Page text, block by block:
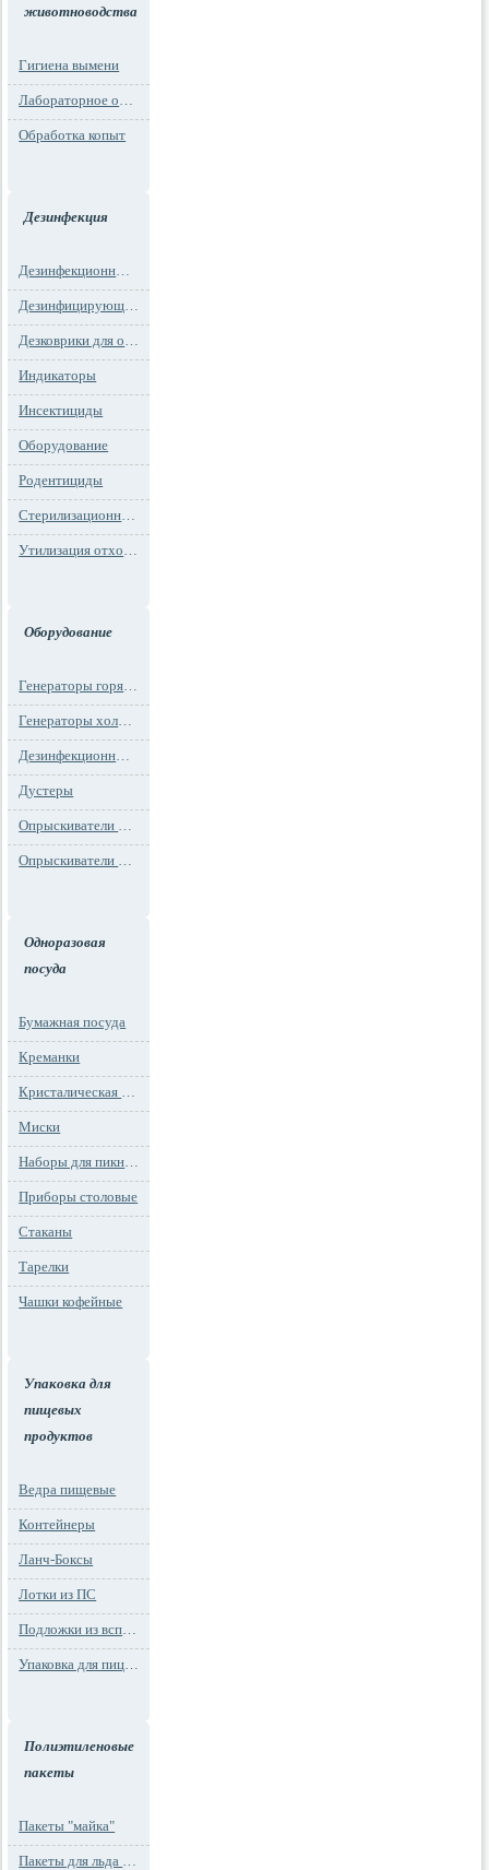
животноводства
Гигиена вымени
Лабораторное оборудование
Обработка копыт
Дезинфекция
Дезинфекционные маты
Дезинфицирующие средства
Дезковрики для обуви
Индикаторы
Инсектициды
Оборудование
Родентициды
Стерилизационная упаковка
Утилизация отходов
Оборудование
Генераторы горячего тумана
Генераторы холодного тумана
Дезинфекционные установки
Дустеры
Опрыскиватели моторные
Опрыскиватели ранцевые
Одноразовая
посуда
Бумажная посуда
Креманки
Кристалическая посуда
Миски
Наборы для пикника
Приборы столовые
Стаканы
Тарелки
Чашки кофейные
Упаковка для
пищевых
продуктов
Ведра пищевые
Контейнеры
Ланч-Боксы
Лотки из ПС
Подложки из вспененного ПС
Упаковка для пиццы
Полиэтиленовые
пакеты
Пакеты "майка"
Пакеты для льда и заморозки